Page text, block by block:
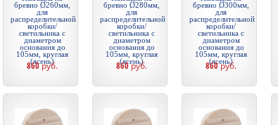
бревно Ø260мм,
для
распределительной
коробки/
светильника с
диаметром
основания до
105мм, круглая
(ясень)
860руб.
бревно Ø280мм,
для
распределительной
коробки/
светильника с
диаметром
основания до
105мм, круглая
(ясень)
860руб.
бревно Ø300мм,
для
распределительной
коробки/
светильника с
диаметром
основания до
105мм, круглая
(ясень)
860руб.